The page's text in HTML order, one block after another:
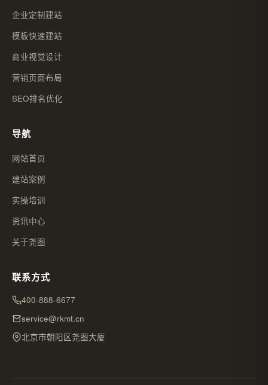
企业定制建站
模板快速建站
商业视觉设计
营销页面布局
SEO排名优化
导航
网站首页
建站案例
实操培训
资讯中心
关于尧图
联系方式
400-888-6677
service@rkmt.cn
北京市朝阳区尧图大厦